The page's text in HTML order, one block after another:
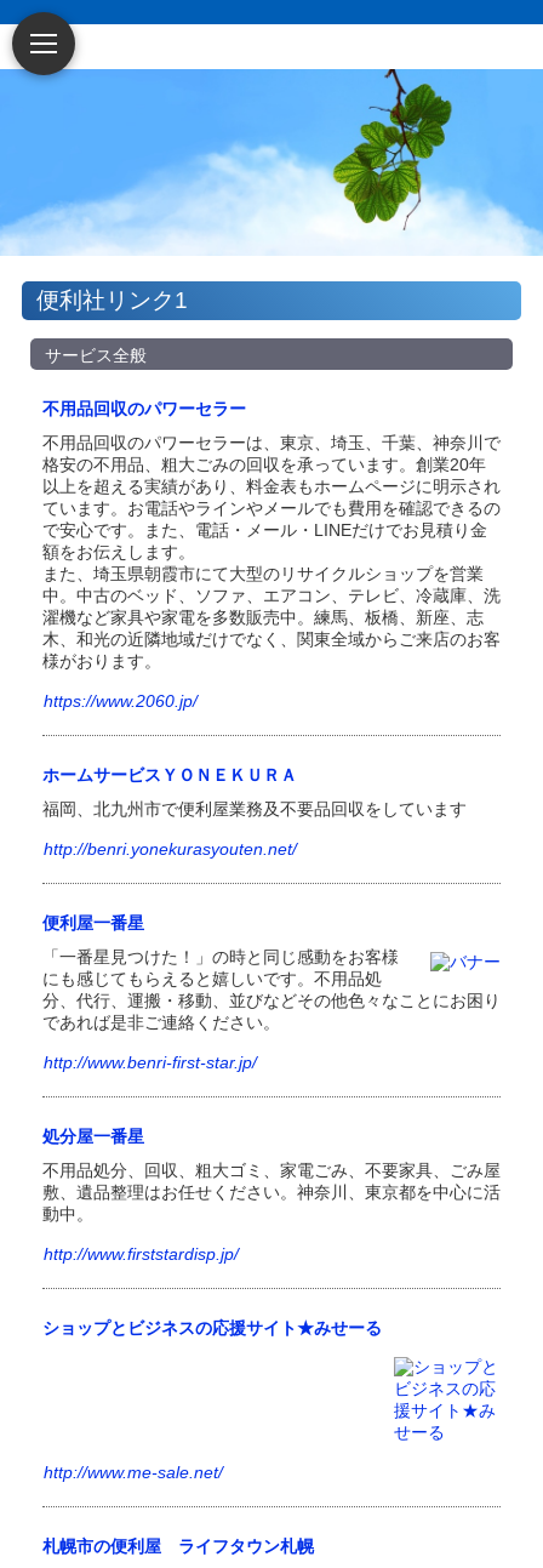
便利社リンク1
サービス全般
不用品回収のパワーセラー
不用品回収のパワーセラーは、東京、埼玉、千葉、神奈川で
格安の不用品、粗大ごみの回収を承っています。創業20年
以上を超える実績があり、料金表もホームページに明示され
ています。お電話やラインやメールでも費用を確認できるの
で安心です。また、電話・メール・LINEだけでお見積り金
額をお伝えします。
また、埼玉県朝霞市にて大型のリサイクルショップを営業
中。中古のベッド、ソファ、エアコン、テレビ、冷蔵庫、洗
濯機など家具や家電を多数販売中。練馬、板橋、新座、志
木、和光の近隣地域だけでなく、関東全域からご来店のお客
様がおります。
https://www.2060.jp/
ホームサービスＹＯＮＥＫＵＲＡ
福岡、北九州市で便利屋業務及不要品回収をしています
http://benri.yonekurasyouten.net/
便利屋一番星
「一番星見つけた！」の時と同じ感動をお客様
にも感じてもらえると嬉しいです。不用品処
分、代行、運搬・移動、並びなどその他色々なことにお困り
であれば是非ご連絡ください。
http://www.benri-first-star.jp/
処分屋一番星
不用品処分、回収、粗大ゴミ、家電ごみ、不要家具、ごみ屋
敷、遺品整理はお任せください。神奈川、東京都を中心に活
動中。
http://www.firststardisp.jp/
ショップとビジネスの応援サイト★みせーる
http://www.me-sale.net/
札幌市の便利屋 ライフタウン札幌